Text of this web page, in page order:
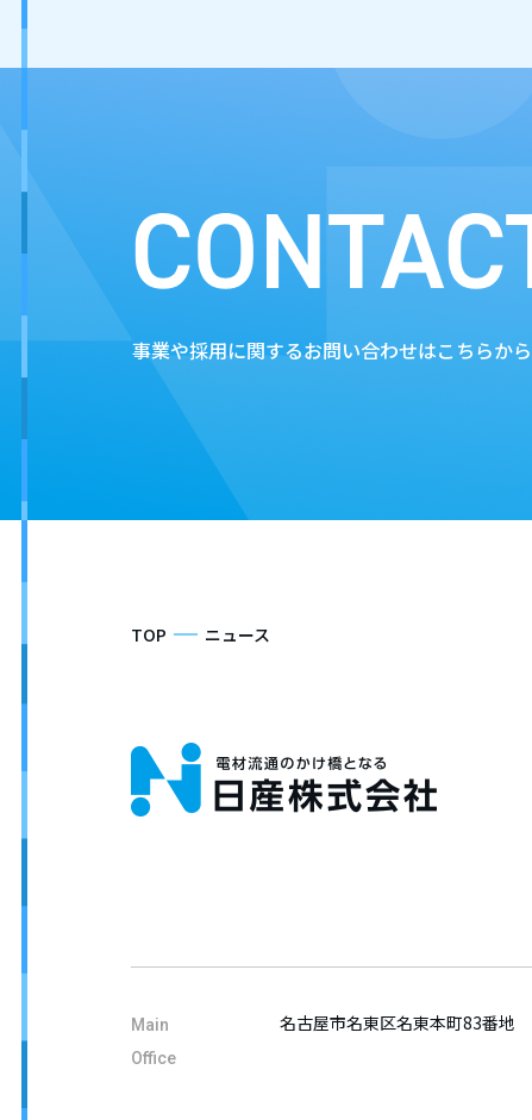
事業や採用に関するお問い合わせはこちらから
TOP ニュース
Main
Office
名古屋市名東区名東本町83番地